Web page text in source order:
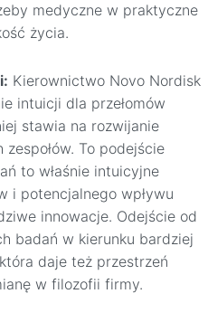
medyczne w praktyczne
życia.
Kierownictwo Novo Nordisk
intuicji dla przełomów
stawia na rozwijanie
To podejście
to właśnie intuicyjne
i potencjalnego wpływu
innowacje. Odejście od
badań w kierunku bardziej
daje też przestrzeń
w filozofii firmy.